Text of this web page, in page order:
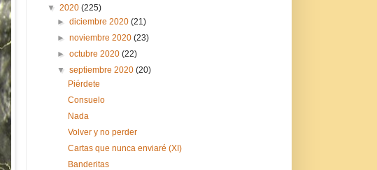
▼ 2020 (225)
►diciembre 2020(21)
►noviembre 2020(23)
►octubre 2020(22)
▼septiembre 2020(20)
Piérdete
Consuelo
Nada
Volver y no perder
Cartas que nunca enviaré (XI)
Banderitas